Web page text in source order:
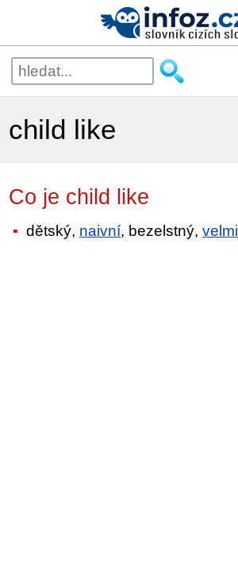
child like
Co je child like
dětský, naivní, bezelstný,velmi